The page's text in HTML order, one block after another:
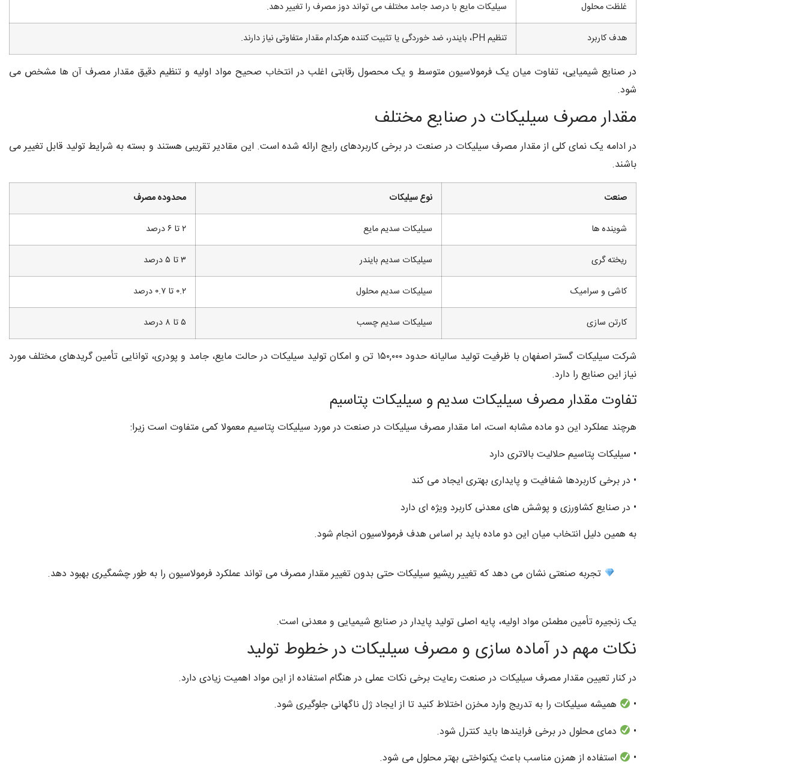
غلظت محلول سیلیکات مایع با درصد جامد مختلف می تواند دوز مصرف را تغییر دهد.
هدف کاربرد تنظیم PH، بایندر، ضد خوردگی یا تثبیت کننده هرکدام مقدار متفاوتی نیاز دارند.
در صنایع شیمیایی، تفاوت میان یک فرمولاسیون متوسط و یک محصول رقابتی اغلب در انتخاب صحیح مواد اولیه و تنظیم دقیق مقدار مصرف آن ها مشخص می
شود.
مقدار مصرف سیلیکات در صنایع مختلف
در ادامه یک نمای کلی از مقدار مصرف سیلیکات در صنعت در برخی کاربردهای رایج ارائه شده است. این مقادیر تقریبی هستند و بسته به شرایط تولید قابل تغییر می
باشند.
صنعت نوع سیلیکات محدوده مصرف
شوینده ها سیلیکات سدیم مایع ۲ تا ۶ درصد
ریخته گری سیلیکات سدیم بایندر ۳ تا ۵ درصد
کاشی و سرامیک سیلیکات سدیم محلول ۰.۲ تا ۰.۷ درصد
کارتن سازی سیلیکات سدیم چسب ۵ تا ۸ درصد
شرکت سیلیکات گستر اصفهان با ظرفیت تولید سالیانه حدود ۱۵۰,۰۰۰ تن و امکان تولید سیلیکات در حالت مایع، جامد و پودری، توانایی تأمین گریدهای مختلف مورد
نیاز این صنایع را دارد.
تفاوت مقدار مصرف سیلیکات سدیم و سیلیکات پتاسیم
هرچند عملکرد این دو ماده مشابه است، اما مقدار مصرف سیلیکات در صنعت در مورد سیلیکات پتاسیم معمولا کمی متفاوت است زیرا:
• سیلیکات پتاسیم حلالیت بالاتری دارد
• در برخی کاربردها شفافیت و پایداری بهتری ایجاد می کند
• در صنایع کشاورزی و پوشش های معدنی کاربرد ویژه ای دارد
به همین دلیل انتخاب میان این دو ماده باید بر اساس هدف فرمولاسیون انجام شود.
تجربه صنعتی نشان می دهد که تغییر ریشیو سیلیکات حتی بدون تغییر مقدار مصرف می تواند عملکرد فرمولاسیون را به طور چشمگیری بهبود دهد.
یک زنجیره تأمین مطمئن مواد اولیه، پایه اصلی تولید پایدار در صنایع شیمیایی و معدنی است.
نکات مهم در آماده سازی و مصرف سیلیکات در خطوط تولید
در کنار تعیین مقدار مصرف سیلیکات در صنعت رعایت برخی نکات عملی در هنگام استفاده از این مواد اهمیت زیادی دارد.
•
همیشه سیلیکات را به تدریج وارد مخزن اختلاط کنید تا از ایجاد ژل ناگهانی جلوگیری شود.
•
دمای محلول در برخی فرایندها باید کنترل شود.
•
استفاده از همزن مناسب باعث یکنواختی بهتر محلول می شود.